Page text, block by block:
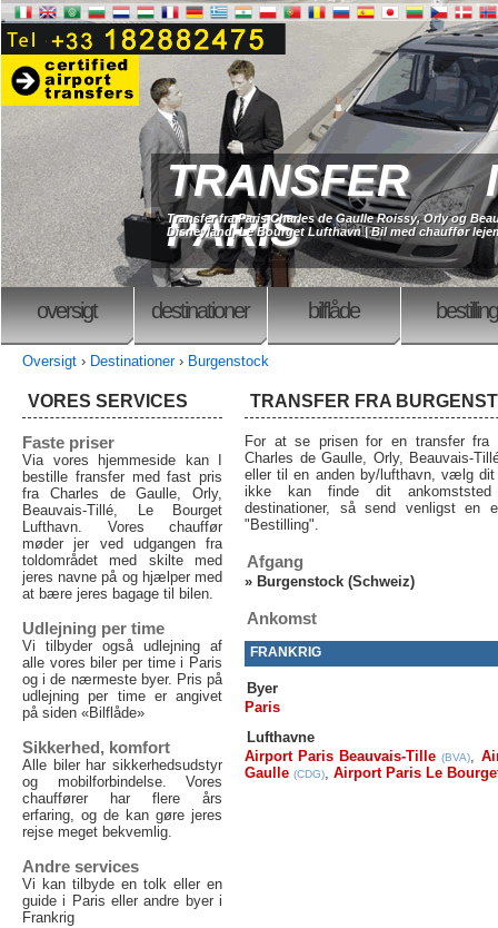
TRANSFER I
PARIS
Transfer fra Paris Charles de Gaulle Roissy, Orly og
Disneyland, Le Bourget Lufthavn | Bil med chauffør
oversigt destinationer bilflåde bestilling
Oversigt › Destinationer› Burgenstock
TRANSFER FRA
For at se prisen for en transfer fra
Charles de Gaulle, Orly, Beauvais-
eller til en anden by/lufthavn, vælg
ikke kan finde dit
destinationer, så send venligst en
"Bestilling".
Afgang
» Burgenstock (Schweiz)
Ankomst
FRANKRIG
Byer
Paris
Lufthavne
Airport Paris Beauvais-Tille (BVA),
Gaulle (CDG), Airport Paris Le
VORES SERVICES
Faste priser
Via vores hjemmeside kan I
bestille fransfer med fast pris
fra Charles de Gaulle, Orly,
Beauvais-Tillé, Le Bourget
Lufthavn. Vores chauffør
møder jer ved udgangen fra
toldområdet med skilte med
jeres navne på og hjælper med
at bære jeres bagage til bilen.
Udlejning per time
Vi tilbyder også udlejning af
alle vores biler per time i Paris
og i de nærmeste byer. Pris på
udlejning per time er angivet
på siden «Bilflåde»
Sikkerhed, komfort
Alle biler har sikkerhedsudstyr
og mobilforbindelse. Vores
chauffører har flere års
erfaring, og de kan gøre jeres
rejse meget bekvemlig.
Andre services
Vi kan tilbyde en tolk eller en
guide i Paris eller andre byer i
Frankrig